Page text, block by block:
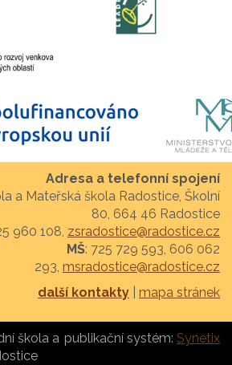
Adresa a telefonní spojení
a Mateřská škola Radostice, Školní
80, 664 46 Radostice
960 108, zsradostice@radostice.cz
MŠ: 725 729 593, 606 062
293, msradostice@radostice.cz
další kontakty
mapa stránek
publikační systém: Synetix
škola a